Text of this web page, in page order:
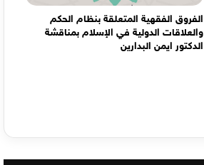
الفروق الفقهية المتعلقة بنظام الحكم
والعلاقات الدولية في الإسلام بمناقشة
الدكتور ايمن البدارين